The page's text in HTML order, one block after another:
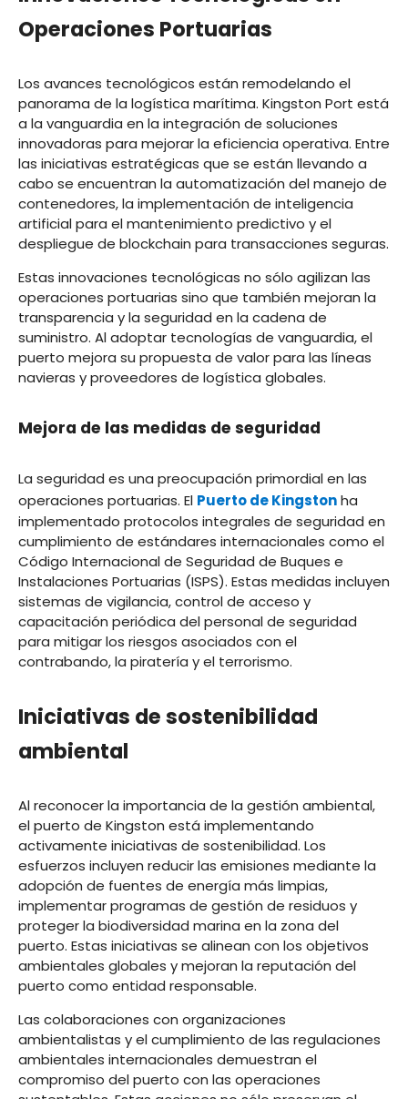
Operaciones Portuarias
Los avances tecnológicos están remodelando el
panorama de la logística marítima. Kingston Port está
a la vanguardia en la integración de soluciones
innovadoras para mejorar la eficiencia operativa. Entre
las iniciativas estratégicas que se están llevando a
cabo se encuentran la automatización del manejo de
contenedores, la implementación de inteligencia
artificial para el mantenimiento predictivo y el
despliegue de blockchain para transacciones seguras.
Estas innovaciones tecnológicas no sólo agilizan las
operaciones portuarias sino que también mejoran la
transparencia y la seguridad en la cadena de
suministro. Al adoptar tecnologías de vanguardia, el
puerto mejora su propuesta de valor para las líneas
navieras y proveedores de logística globales.
Mejora de las medidas de seguridad
La seguridad es una preocupación primordial en las
operaciones portuarias. El Puerto de Kingstonha
implementado protocolos integrales de seguridad en
cumplimiento de estándares internacionales como el
Código Internacional de Seguridad de Buques e
Instalaciones Portuarias (ISPS). Estas medidas incluyen
sistemas de vigilancia, control de acceso y
capacitación periódica del personal de seguridad
para mitigar los riesgos asociados con el
contrabando, la piratería y el terrorismo.
Iniciativas de sostenibilidad
ambiental
Al reconocer la importancia de la gestión ambiental,
el puerto de Kingston está implementando
activamente iniciativas de sostenibilidad. Los
esfuerzos incluyen reducir las emisiones mediante la
adopción de fuentes de energía más limpias,
implementar programas de gestión de residuos y
proteger la biodiversidad marina en la zona del
puerto. Estas iniciativas se alinean con los objetivos
ambientales globales y mejoran la reputación del
puerto como entidad responsable.
Las colaboraciones con organizaciones
ambientalistas y el cumplimiento de las regulaciones
ambientales internacionales demuestran el
compromiso del puerto con las operaciones